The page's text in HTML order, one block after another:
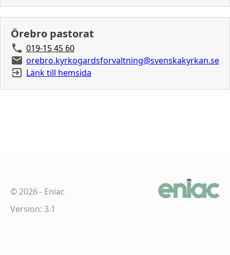
Örebro pastorat
019-15 45 60
orebro.kyrkogardsforvaltning@svenskakyrkan.se
Länk till hemsida
©2026- Eniac
Version: 3.1